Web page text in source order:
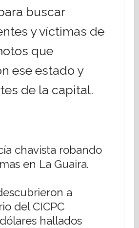
buscar
y víctimas de
que
ese estado y
de la capital.
chavista robando
en La Guaira.
a
del CICPC
hallados